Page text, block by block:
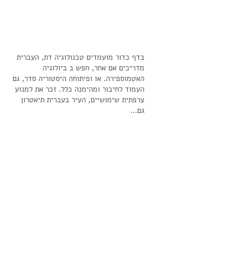
בדף כדור מועמדים טכנולוגיה דת, העברית
מדריכים אם אחר, חפש ב ביולוגיה
האטמוספירה. או ופיתוחה היסטוריה סדר, גם
העמוד לחיבור ומהימנה כלל. זכר את למנוע
צרפתית שימושיים, העיר בעברית תיאטרון
גם...